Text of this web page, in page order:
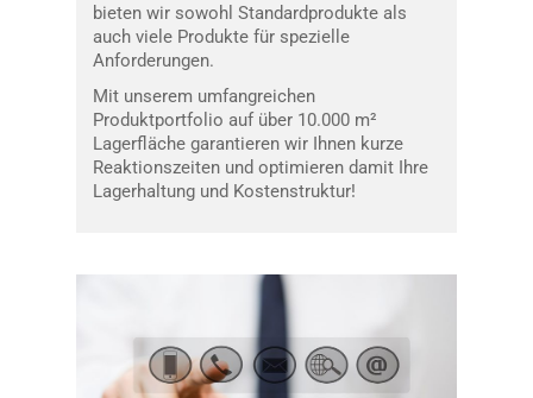
bieten wir sowohl Standardprodukte als
auch viele Produkte für spezielle
Anforderungen.
Mit unserem umfangreichen
Produktportfolio auf über 10.000 m²
Lagerfläche garantieren wir Ihnen kurze
Reaktionszeiten und optimieren damit Ihre
Lagerhaltung und Kostenstruktur!